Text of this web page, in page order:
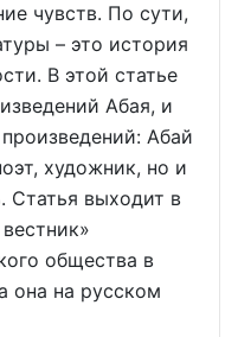
чувств. По сути,
– это история
В этой статье
Абая, и
Абай
художник, но и
Статья выходит в
общества в
она на русском